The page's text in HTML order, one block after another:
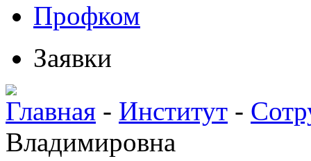
Профком
Заявки
Главная - Институт -
Владимировна